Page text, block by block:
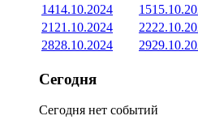
1414.10.2024 15
21 21.10.2024 22
2828.10.2024 29
Сегодня
Сегодня нет событий